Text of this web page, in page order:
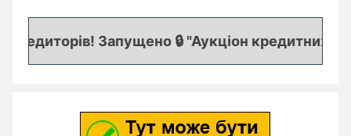
Запущено 🔒 "Аукціон кредитних